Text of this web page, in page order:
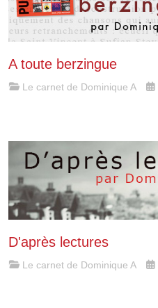
A toute berzingue
Le carnet de Dominique A
D'après lectures
Le carnet de Dominique A